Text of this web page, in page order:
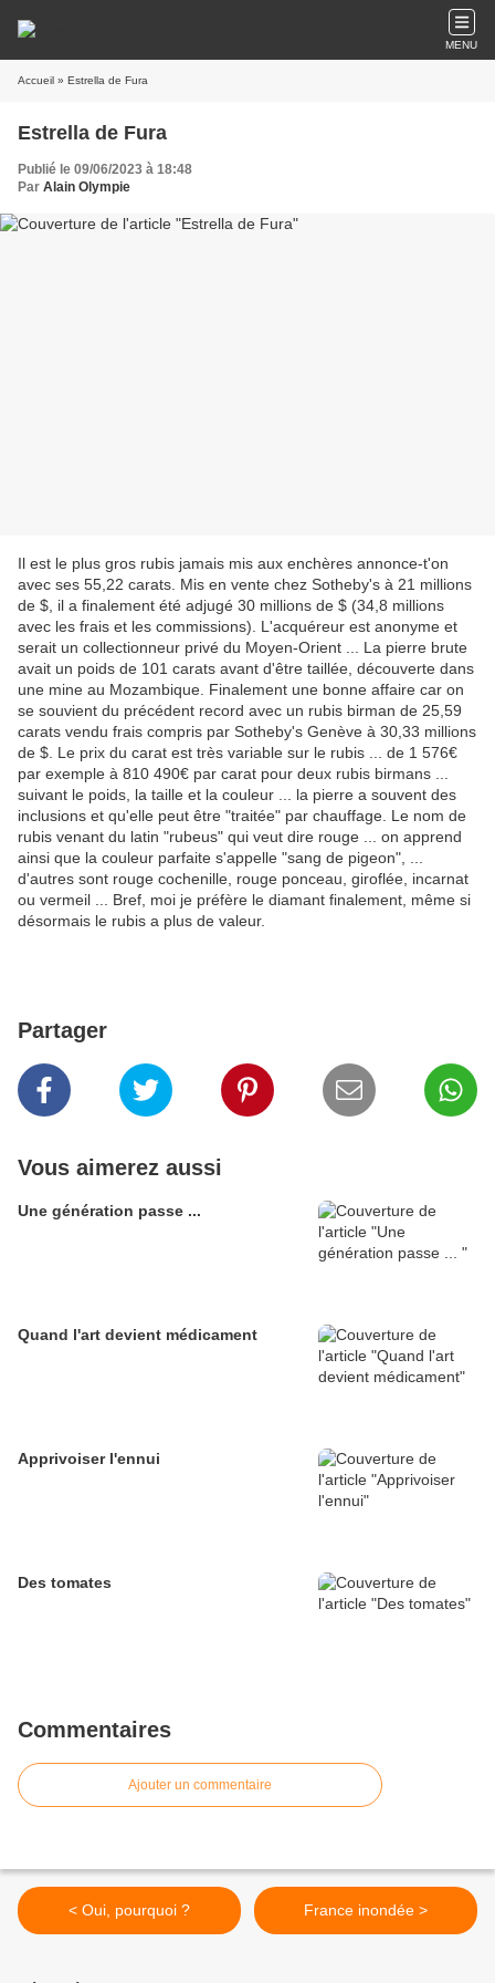
MENU
Accueil » Estrella de Fura
Estrella de Fura
Publié le 09/06/2023 à 18:48
Par Alain Olympie
Il est le plus gros rubis jamais mis aux enchères annonce-t'on
avec ses 55,22 carats. Mis en vente chez Sotheby's à 21 millions
de $, il a finalement été adjugé 30 millions de $ (34,8 millions
avec les frais et les commissions). L'acquéreur est anonyme et
serait un collectionneur privé du Moyen-Orient ... La pierre brute
avait un poids de 101 carats avant d'être taillée, découverte dans
une mine au Mozambique. Finalement une bonne affaire car on
se souvient du précédent record avec un rubis birman de 25,59
carats vendu frais compris par Sotheby's Genève à 30,33 millions
de $. Le prix du carat est très variable sur le rubis ... de 1 576€
par exemple à 810 490€ par carat pour deux rubis birmans ...
suivant le poids, la taille et la couleur ... la pierre a souvent des
inclusions et qu'elle peut être "traitée" par chauffage. Le nom de
rubis venant du latin "rubeus" qui veut dire rouge ... on apprend
ainsi que la couleur parfaite s'appelle "sang de pigeon", ...
d'autres sont rouge cochenille, rouge ponceau, giroflée, incarnat
ou vermeil ... Bref, moi je préfère le diamant finalement, même si
désormais le rubis a plus de valeur.
Partager
Vous aimerez aussi
Une génération passe ...
Quand l'art devient médicament
Apprivoiser l'ennui
Des tomates
Commentaires
Ajouter un commentaire
< Oui, pourquoi ? France inondée >